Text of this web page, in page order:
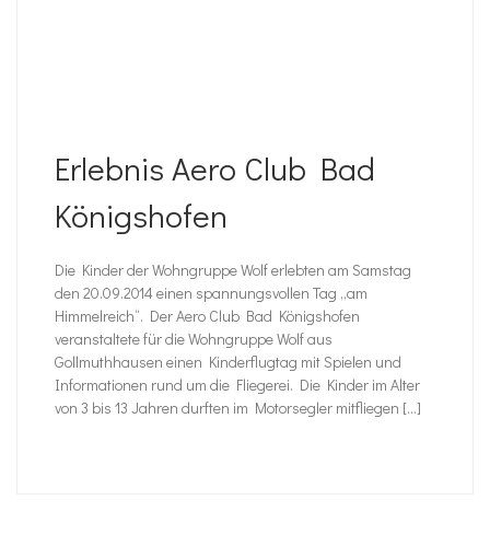
Erlebnis Aero Club Bad
Königshofen
Die Kinder der Wohngruppe Wolf erlebten am Samstag
den 20.09.2014 einen spannungsvollen Tag „am
Himmelreich“. Der Aero Club Bad Königshofen
veranstaltete für die Wohngruppe Wolf aus
Gollmuthhausen einen Kinderflugtag mit Spielen und
Informationen rund um die Fliegerei. Die Kinder im Alter
von 3 bis 13 Jahren durften im Motorsegler mitfliegen […]